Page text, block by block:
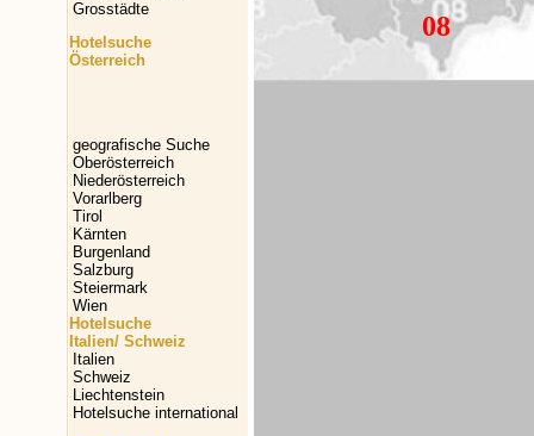
Grosstädte
Hotelsuche
Österreich
geografische Suche
Oberösterreich
Niederösterreich
Vorarlberg
Tirol
Kärnten
Burgenland
Salzburg
Steiermark
Wien
Hotelsuche
Italien/ Schweiz
Italien
Schweiz
Liechtenstein
Hotelsuche international
08